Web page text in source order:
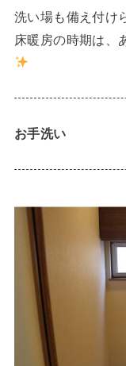
洗い場も備え付け
床暖房の時期は、
お手洗い